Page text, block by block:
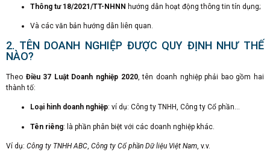
Thông tư 18/2021/TT-NHNN hướng dẫn hoạt động thông tin tín dụng;
Và các văn bản hướng dẫn liên quan.
2. TÊN DOANH NGHIỆP ĐƯỢC QUY ĐỊNH NHƯ THẾ
NÀO?
Theo Điều 37 Luật Doanh nghiệp 2020, tên doanh nghiệp phải bao gồm hai
thành tố:
Loại hình doanh nghiệp: ví dụ: Công ty TNHH, Công ty Cổ phần…
Tên riêng: là phần phân biệt với các doanh nghiệp khác.
Ví dụ: Công ty TNHH ABC, Công ty Cổ phần Dữ liệu Việt Nam, v.v.